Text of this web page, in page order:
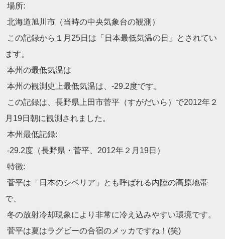
場所:
北海道旭川市（当時の中央気象台の観測）
この記録から１月25日は「日本最低気温の日」とされてい
ます。
本州の最低気温は
本州の観測史上最低気温は、-29.2度です。
この記録は、長野県上田市菅平（すがだいら） で2012年２
月19日朝に観測されました。
本州最低記録:
-29.2度（長野県・菅平、2012年２月19日）
特徴:
菅平は「日本のシベリア」とも呼ばれる内陸の高原地帯
で、
冬の放射冷却現象により非常に冷え込みやすい環境です。
菅平は夏はラグビーの合宿のメッカですね！(笑)